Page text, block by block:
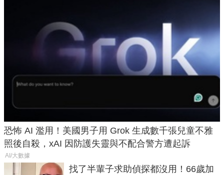
恐怖 AI 濫用！美國男子用 Grok 生成數千張兒童不雅
照後自殺，xAI 因防護失靈與不配合警方遭起訴
AI/大數據
找了半輩子求助偵探都沒用！66歲加